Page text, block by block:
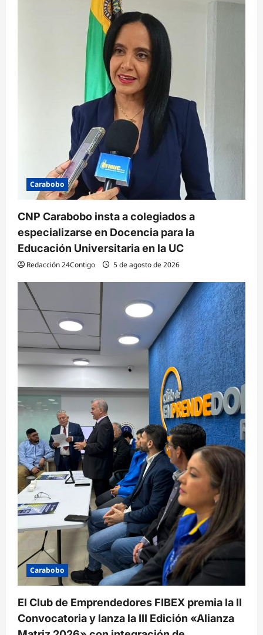
Carabobo
CNP Carabobo insta a colegiados a
especializarse en Docencia para la
Educación Universitaria en la UC
Redacción 24Contigo 5 de agosto de 2026
Carabobo
El Club de Emprendedores FIBEX premia la II
Convocatoria y lanza la III Edición «Alianza